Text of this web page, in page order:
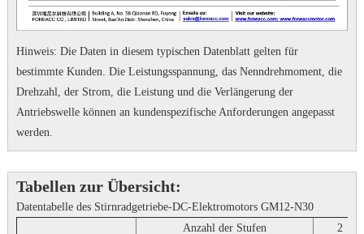
Hinweis: Die Daten in diesem typischen Datenblatt gelten für
bestimmte Kunden. Die Leistungsspannung, das Nenndrehmoment, die
Drehzahl, der Strom, die Leistung und die Verlängerung der
Antriebswelle können an kundenspezifische Anforderungen angepasst
werden.
Tabellen zur Übersicht:
Datentabelle des Stirnradgetriebe-DC-Elektromotors GM12-N30
Anzahl der Stufen
2